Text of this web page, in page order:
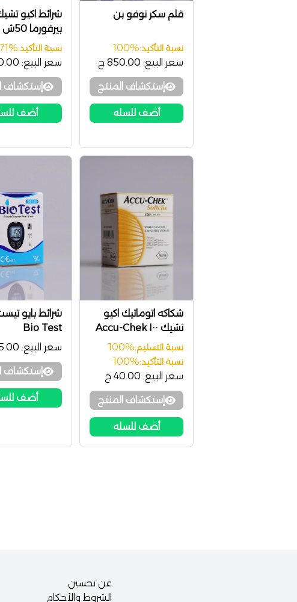
قلم سكر نوفو بن
نسبة التأكيد:100%
سعر البيع: 850.00 ج
إستكشاف المنتج
أضف للسله
شرائط اكيو
Performa
نسبة التأكيد:
سعر البيع:
إستكشاف
أضف
شكاكه اتوماتيك اكيو
تشيك ١٠٠ Accu-Chek
نسبة التسليم:100%
نسبة التأكيد:100%
سعر البيع: 40.00 ج
إستكشاف المنتج
أضف للسله
Bio Test
سعر البيع:
إستكشاف
أضف
عن تحسين
الشروط والأحكام